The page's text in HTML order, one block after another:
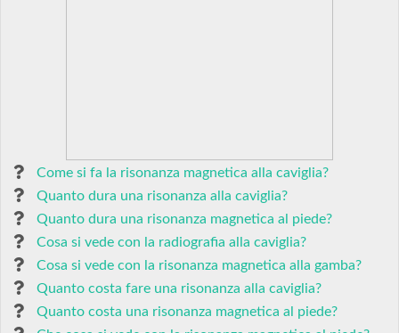
Come si fa la risonanza magnetica alla caviglia?
Quanto dura una risonanza alla caviglia?
Quanto dura una risonanza magnetica al piede?
Cosa si vede con la radiografia alla caviglia?
Cosa si vede con la risonanza magnetica alla gamba?
Quanto costa fare una risonanza alla caviglia?
Quanto costa una risonanza magnetica al piede?